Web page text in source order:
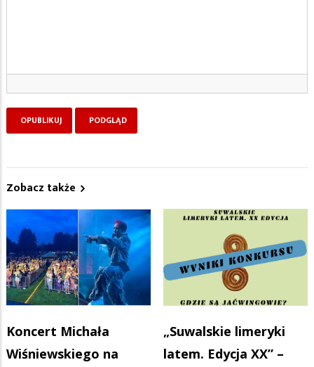
Zobacz także
Koncert Michała
Wiśniewskiego na
„Suwalskie limeryki
latem. Edycja XX” –